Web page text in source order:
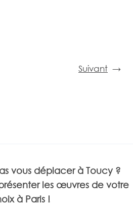
Suivant →
vous déplacer à Toucy ?
les œuvres de votre
à Paris !